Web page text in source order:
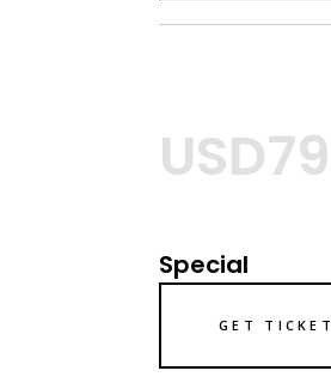
USD79
Special
GET TICKET